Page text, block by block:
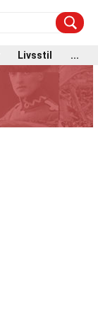
Livsstil ...